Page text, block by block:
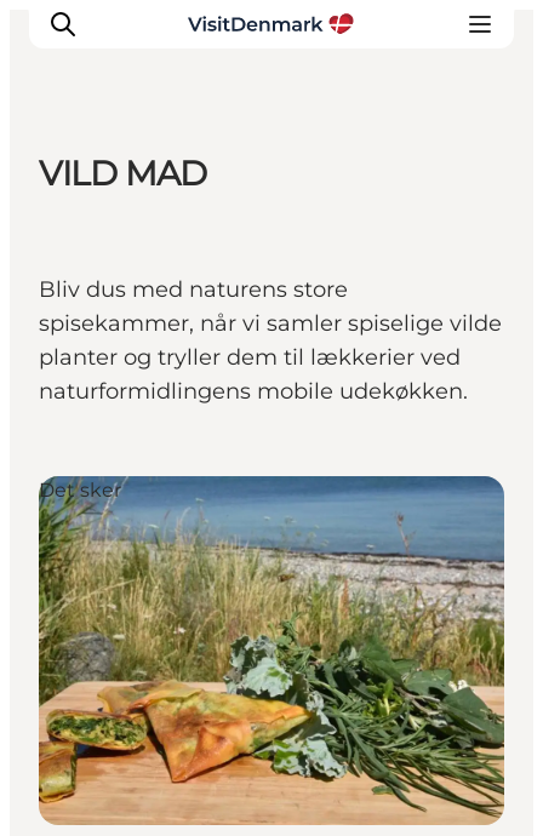
Oplevelser
Overnatning
Planlæg ferien
VILD MAD
Bliv dus med naturens store
spisekammer, når vi samler spiselige vilde
planter og tryller dem til lækkerier ved
naturformidlingens mobile udekøkken.
Det sker